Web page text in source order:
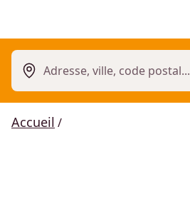
Adresse, ville, code postal...
Accueil /